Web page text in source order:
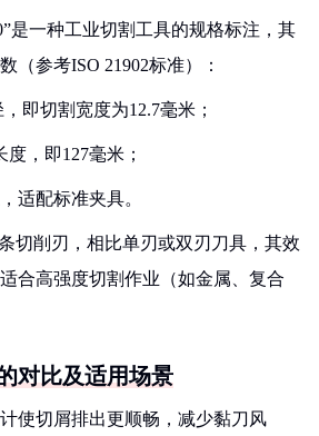
是一种工业切割工具的规格标注，其
（参考ISO 21902标准）：
即切割宽度为12.7毫米；
，即127毫米；
适配标准夹具。
切削刃，相比单刃或双刃刀具，其效
合高强度切割作业（如金属、复合
对比及适用场景
使切屑排出更顺畅，减少黏刀风